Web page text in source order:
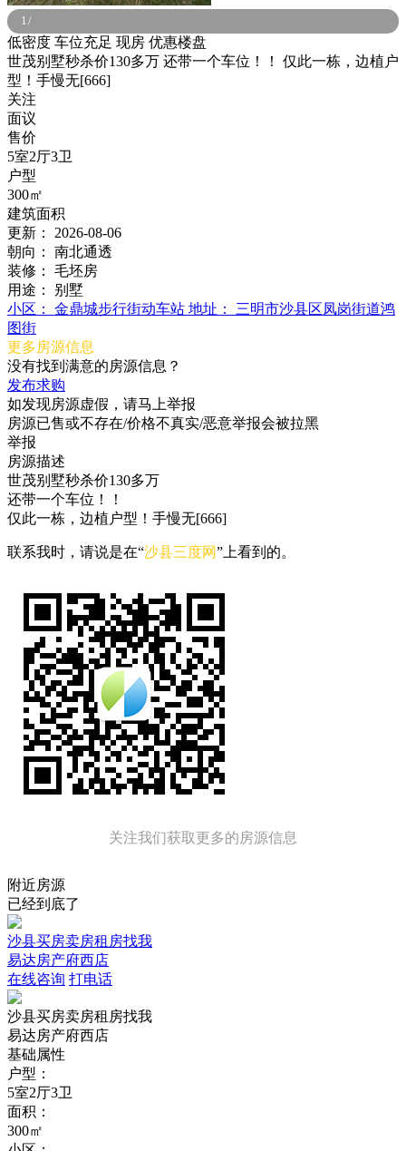
1/
低密度 车位充足 现房 优惠楼盘
世茂别墅秒杀价130多万 还带一个车位！！ 仅此一栋，边植户
型！手慢无[666]
关注
面议
售价
5室2厅3卫
户型
300㎡
建筑面积
更新：
2026-08-06
朝向：
南北通透
装修：
毛坯房
用途：
别墅
小区：
金鼎城步行街动车站 地址：
三明市沙县区凤岗街道鸿
图街
更多房源信息
没有找到满意的房源信息？
发布求购
如发现房源虚假，请马上举报
房源已售或不存在/价格不真实/恶意举报会被拉黑
举报
房源描述
世茂别墅秒杀价130多万
还带一个车位！！
仅此一栋，边植户型！手慢无[666]
联系我时，请说是在“沙县三度网”上看到的。
关注我们获取更多的房源信息
附近房源
已经到底了
沙县买房卖房租房找我
易达房产府西店
在线咨询 打电话
沙县买房卖房租房找我
易达房产府西店
基础属性
户型：
5室2厅3卫
面积：
300㎡